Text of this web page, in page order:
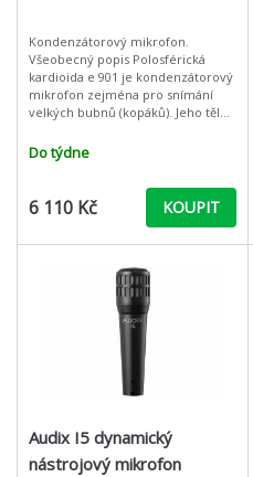
Kondenzátorový mikrofon.
Všeobecný popis Polosférická
kardioida e 901 je kondenzátorový
mikrofon zejména pro snímání
velkých bubnů (kopáků). Jeho tělo
pošlapání.Výhodou je, že mikrofon
Do týdne
6 110 Kč KOUPIT
Audix I5 dynamický
nástrojový mikrofon